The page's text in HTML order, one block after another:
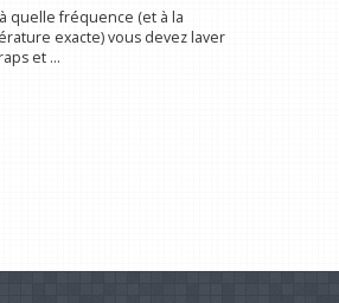
quelle fréquence (et à la
exacte) vous devez laver
et ...